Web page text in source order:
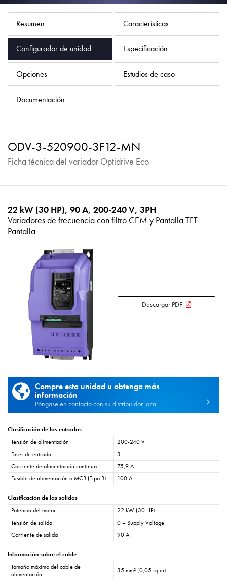
Resumen Características
Configurador de unidad Especificación
Opciones Estudios de caso
Documentación
ODV-3-520900-3F12-MN
Ficha técnica del variador Optidrive Eco
22 kW (30 HP), 90 A, 200-240 V, 3PH
Variadores de frecuencia con filtro CEM y Pantalla TFT
Pantalla
Descargar PDF
Compre esta unidad u obtenga más
información
Póngase en contacto con su distribuidor local
Clasificación de las entradas
Tensión de alimentación
200-240 V
Fases de entrada
3
Corriente de alimentación continua
75,9 A
Fusible de alimentación o MCB (Tipo B)
100 A
Clasificación de las salidas
Potencia del motor
22 kW (30 HP)
Tensión de salida
0 – Supply Voltage
Corriente de salida
90 A
Información sobre el cable
Tamaño máximo del cable de
alimentación
35 mm² (0,05 sq in)
Política de privacidad
Mapa del sitio
iSource